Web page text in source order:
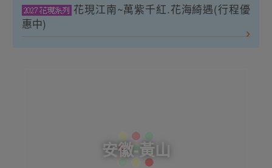
花現江南~萬紫千紅.花海綺遇(行程優
惠中)
安徽-黃山